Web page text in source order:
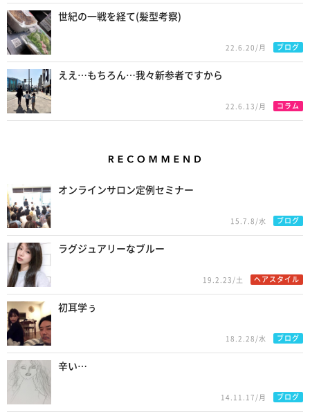
世紀の一戦を経て(髪型考察)
22.6.20/月 ブログ
ええ…もちろん…我々新参者ですから
22.6.13/月 コラム
オンラインサロン定例セミナー
15.7.8/水 ブログ
ラグジュアリーなブルー
19.2.23/土 ヘアスタイル
初耳学ぅ
18.2.28/水 ブログ
辛い…
14.11.17/月 ブログ